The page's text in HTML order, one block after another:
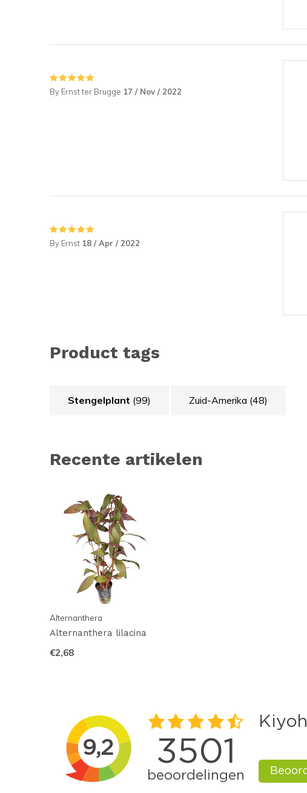
By Ernst ter Brugge 17 / Nov / 2022
By Ernst 18 / Apr / 2022
Product tags
Stengelplant (99) Zuid-Amerika (48)
Recente artikelen
Alternanthera
Alternanthera lilacina
€2,68